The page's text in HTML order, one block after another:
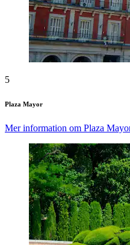
5
Plaza Mayor
Mer information om Plaza